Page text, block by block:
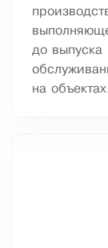
до выпуска
на